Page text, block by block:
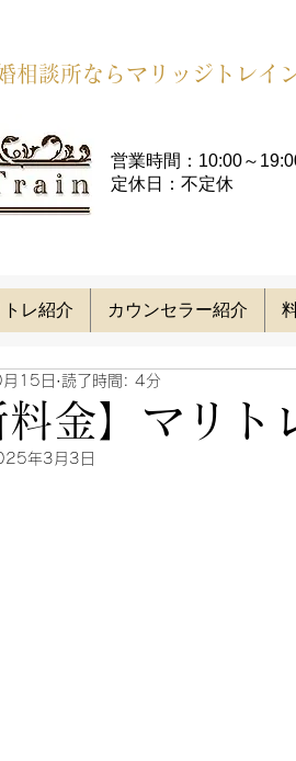
相談所ならマリッジトレイ
営業時間：10:00～
定休日：不定休
トレ紹介 カウンセラー紹介
料金】マリ
15日 読了時間: 4分
年3月3日